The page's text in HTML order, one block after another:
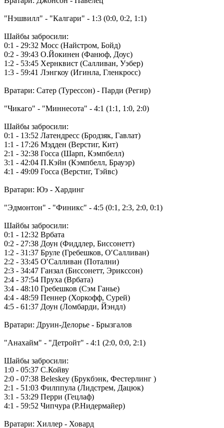
"Нэшвилл" - "Калгари" - 1:3 (0:0, 0:2, 1:1)
Шайбы забросили:
0:1 - 29:32 Мосс (Найстром, Бойд)
0:2 - 39:43 О.Йокинен (Фанюф, Доус)
1:2 - 53:45 Хернквист (Салливан, Уэбер)
1:3 - 59:41 Лэнгкоу (Игинла, Гленкросс)
Вратари: Сатер (Турессон) - Парди (Регир)
"Чикаго" - "Миннесота" - 4:1 (1:1, 1:0, 2:0)
Шайбы забросили:
0:1 - 13:52 Латендресс (Бродзяк, Гавлат)
1:1 - 17:26 Мэдден (Верстиг, Кит)
2:1 - 32:38 Госса (Шарп, Кэмпбелл)
3:1 - 42:04 П.Кэйн (Кэмпбелл, Брауэр)
4:1 - 49:09 Госса (Верстиг, Тэйвс)
Вратари: Юэ - Хардинг
"Эдмонтон" - "Финикс" - 4:5 (0:1, 2:3, 2:0, 0:1)
Шайбы забросили:
0:1 - 12:32 Врбата
0:2 - 27:38 Доун (Фиддлер, Биссонетт)
1:2 - 31:37 Бруле (Гребешков, О′Салливан)
2:2 - 33:45 О′Салливан (Потални)
2:3 - 34:47 Ганзал (Биссонетт, Эрикссон)
2:4 - 37:54 Пруха (Врбата)
3:4 - 48:10 Гребешков (Сэм Ганье)
4:4 - 48:59 Пеннер (Хоркофф, Сурей)
4:5 - 61:37 Доун (Ломбарди, Йэндл)
Вратари: Друин-Делорье - Брызгалов
"Анахайм" - "Детройт" - 4:1 (2:0, 0:0, 2:1)
Шайбы забросили:
1:0 - 05:37 С.Койву
2:0 - 07:38 Beleskey (Брукбэнк, Фестерлинг )
2:1 - 51:03 Филппула (Лидстрем, Дацюк)
3:1 - 53:29 Перри (Гецлаф)
4:1 - 59:52 Чипчура (Р.Нидермайер)
Вратари: Хиллер - Ховард